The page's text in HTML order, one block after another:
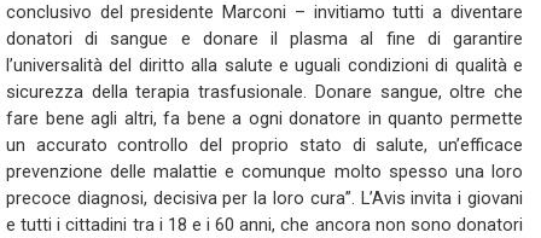
conclusivo del presidente Marconi – invitiamo tutti a diventare
donatori di sangue e donare il plasma al fine di garantire
l’universalità del diritto alla salute e uguali condizioni di qualità e
sicurezza della terapia trasfusionale. Donare sangue, oltre che
fare bene agli altri, fa bene a ogni donatore in quanto permette
un accurato controllo del proprio stato di salute, un’efficace
prevenzione delle malattie e comunque molto spesso una loro
precoce diagnosi, decisiva per la loro cura”. L’Avis invita i giovani
e tutti i cittadini tra i 18 e i 60 anni, che ancora non sono donatori